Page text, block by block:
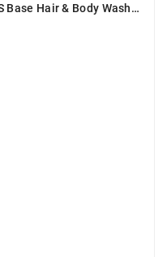
FOUR REASONS Base Hair & Body Wash 250 Ml